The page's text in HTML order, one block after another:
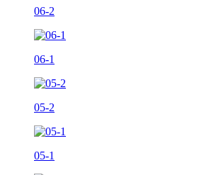
06-2
06-1
05-2
05-1